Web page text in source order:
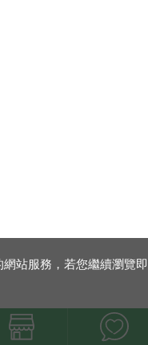
站服務，若您繼續瀏覽